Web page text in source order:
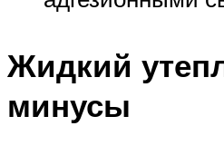
Жидкий
минусы